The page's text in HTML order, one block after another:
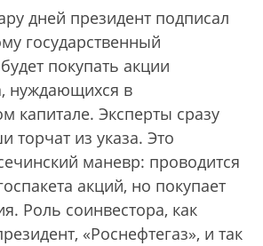
дней президент подписал
государственный
покупать акции
нуждающихся в
капитале. Эксперты сразу
торчат из указа. Это
маневр: проводится
акций, но покупает
Роль соинвестора, как
«Роснефтегаз», и так